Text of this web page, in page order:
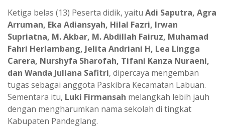
Ketiga belas (13) Peserta didik, yaitu Adi Saputra, Agra
Arruman, Eka Adiansyah, Hilal Fazri, Irwan
Supriatna, M. Akbar, M. Abdillah Fairuz, Muhamad
Fahri Herlambang, Jelita Andriani H, Lea Lingga
Carera, Nurshyfa Sharofah, Tifani Kanza Nuraeni,
dan Wanda Juliana Safitri, dipercaya mengemban
tugas sebagai anggota Paskibra Kecamatan Labuan.
Sementara itu, Luki Firmansah melangkah lebih jauh
dengan mengharumkan nama sekolah di tingkat
Kabupaten Pandeglang.